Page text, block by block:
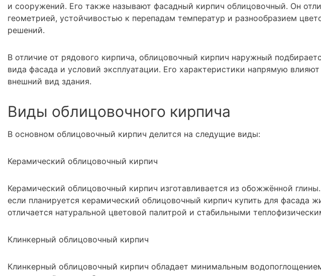
и сооружений. Его также называют фасадный кирпич облицовочный. Он
геометрией, устойчивостью к перепадам температур и разнообразием
решений.
В отличие от рядового кирпича, облицовочный кирпич наружный
вида фасада и условий эксплуатации. Его характеристики напрямую
внешний вид здания.
Виды облицовочного кирпича
В основном облицовочный кирпич делится на следущие виды:
Керамический облицовочный кирпич
Керамический облицовочный кирпич изготавливается из обожжённой
если планируется керамический облицовочный кирпич купить для фасада
отличается натуральной цветовой палитрой и стабильными
Клинкерный облицовочный кирпич
Клинкерный облицовочный кирпич обладает минимальным